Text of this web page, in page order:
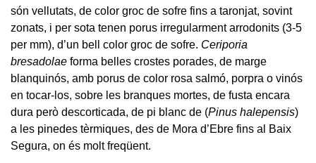
són vellutats, de color groc de sofre fins a taronjat, sovint
zonats, i per sota tenen porus irregularment arrodonits (3-5
per mm), d’un bell color groc de sofre. Ceriporia
bresadolae forma belles crostes porades, de marge
blanquinós, amb porus de color rosa salmó, porpra o vinós
en tocar-los, sobre les branques mortes, de fusta encara
dura però descorticada, de pi blanc de (Pinus halepensis)
a les pinedes tèrmiques, des de Mora d’Ebre fins al Baix
Segura, on és molt freqüent.